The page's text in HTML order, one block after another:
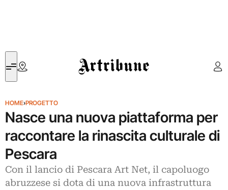
Artribune
HOME›PROGETTO
Nasce una nuova piattaforma per
raccontare la rinascita culturale di
Pescara
Con il lancio di Pescara Art Net, il capoluogo
abruzzese si dota di una nuova infrastruttura